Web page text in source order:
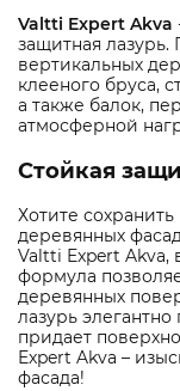
Valtti Expert Akva
защитная
вертикальных
клееного бруса,
а также балок,
атмосферной
Стойкая
Хотите сохранить
деревянных
Valtti Expert Akva,
формула
деревянных
лазурь
придает
Expert Akva –
фасада!